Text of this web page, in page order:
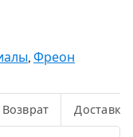
, Фреон
Возврат Доставка